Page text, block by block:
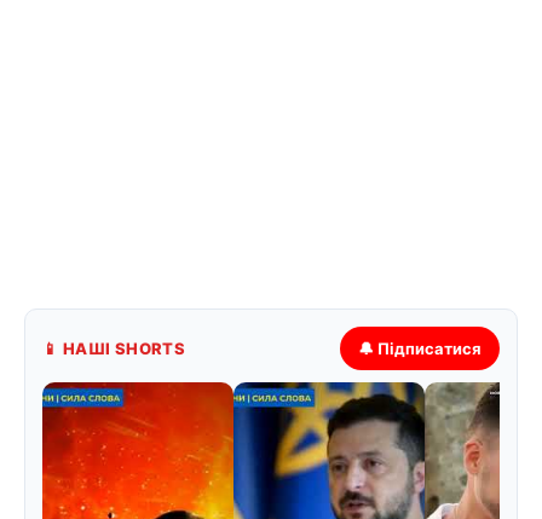
📱 НАШІ SHORTS 🔔 Підписатися